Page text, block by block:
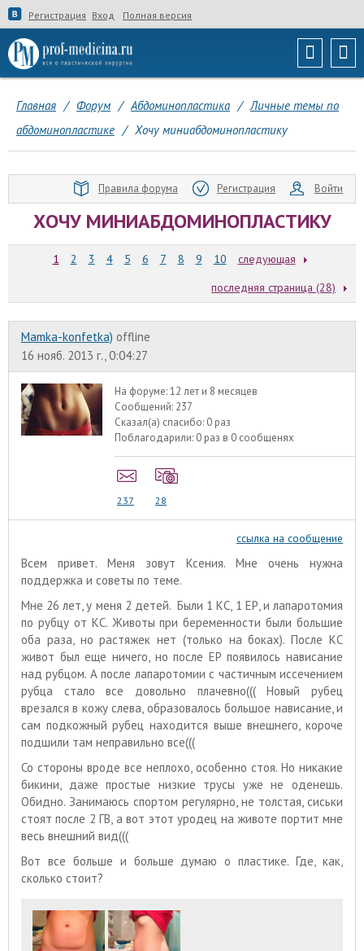
Регистрация Вход Полная версия
Главная / Форум / Абдоминопластика / Личные темы по
абдоминопластике / Хочу миниабдоминопластику
Правила форума Регистрация Войти
ХОЧУ МИНИАБДОМИНОПЛАСТИКУ
1 2 3 4 5 6 7 8 9 10
следующая
последняя страница (28)
Mamka-konfetka) offline
16 нояб. 2013 г., 0:04:27
На форуме:12 лет и 8 месяцев
Сообщений: 237
Сказал(а) спасибо: 0 раз
Поблагодарили: 0 раз в 0 сообщенях
237 28
ссылка на сообщение
Всем привет. Меня зовут Ксения. Мне очень нужна
поддержка и советы по теме.
Мне 26 лет, у меня 2 детей. Были 1 КС, 1 ЕР, и лапаротомия
по рубцу от КС. Животы при беременности были большие
оба раза, но растяжек нет (только на боках). После КС
живот был еще ничего, но после ЕР появилось нависание
над рубцом. А после лапаротомии с частичным иссечением
рубца стало все довольно плачевно((( Новый рубец
врезался в кожу слева, образовалось большое нависание, и
сам подкожный рубец находится выше внешнего, короче
подшили там неправильно все(((
Со стороны вроде все неплохо, особенно стоя. Но никакие
бикини, даже простые низкие трусы уже не оденешь.
Обидно. Занимаюсь спортом регулярно, не толстая, сиськи
стоят после 2 ГВ, а вот этот уродец на животе портит мне
весь внешний вид(((
Вот все больше и больше думаю о пластике. Где, как,
сколько стоит?